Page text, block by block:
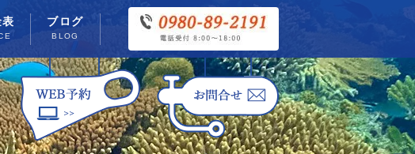
ブログ
BLOG